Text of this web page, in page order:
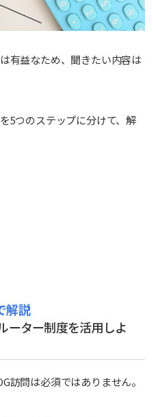
有益なため、聞きたい内容は
5つのステップに分けて、解
解説
ーター制度を活用しよ
訪問は必須ではありません。